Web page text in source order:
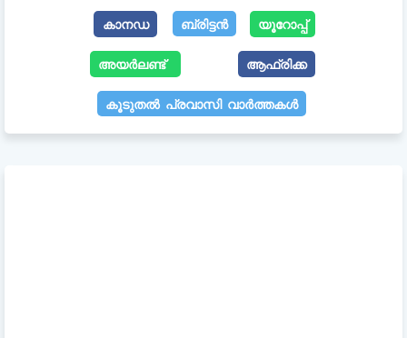
കാനഡ ബ്രിട്ടൻ യൂറോപ്പ്
അയർലണ്ട് ആഫ്രിക്ക
കൂടുതൽ പ്രവാസി വാർത്തകൾ